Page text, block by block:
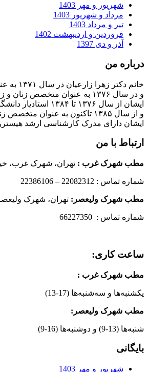
شهریور و مهر 1403
مرداد و شهریور 1403
تیر و مرداد 1403
فروردین و اردیبهشت 1402
آذر و دی 1397
درباره من
خانم دکتر زهرا زارعیان در سال ۱۳۷۱ به عنوان پزشک عمومی از دانشگاه علوم پزشکی فارغ التحصیل شدند
و در سال ۱۳۷۶ به عنوان متخصص زنان و زایمان فارق التحصیل شدند
ایشان از سال ۱۳۷۶ تا ۱۳۸۴ استادیار دانشگاه علوم پزشکی جهرم بودند
و از سال ۱۳۸۵ تاکنون به عنوان متخصص زنان و زایمان در مرکز IVF بیمارستان پارسیان فعالیت دارند.
ایشان دارای مدرک کارشناسی ارشد
ارتباط با من
مطب شهرک غرب : تهران، شهرک غرب،
شماره تماس : 22082312 – 22386106
مطب شهرک ولیعصر: تهران، شهرک
شماره تماس : 66227350
ساعت کاری:
مطب شهرک غرب :
یکشنبه‌ها و سه‌شنبه‌ها (17-13)
مطب شهرک ولیعصر:
شنبه‌ها (13-9) و دوشنبه‌ها (16-9)
بایگانی
شهریور و مهر 1403